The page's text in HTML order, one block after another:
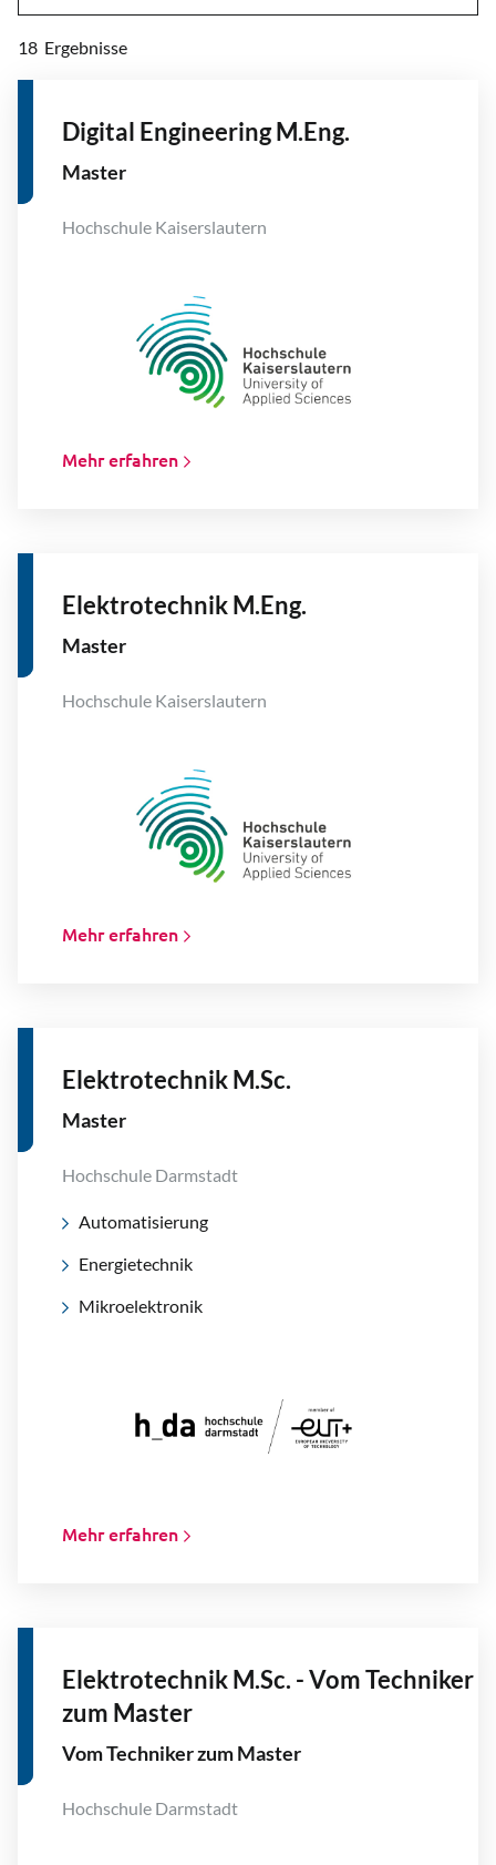
18 Ergebnisse
Digital Engineering M.Eng.
Master
Hochschule Kaiserslautern
Mehr erfahren
Elektrotechnik M.Eng.
Master
Hochschule Kaiserslautern
Mehr erfahren
Elektrotechnik M.Sc.
Master
Hochschule Darmstadt
Automatisierung
Energietechnik
Mikroelektronik
Mehr erfahren
Elektrotechnik M.Sc. - Vom Techniker
zum Master
Vom Techniker zum Master
Hochschule Darmstadt